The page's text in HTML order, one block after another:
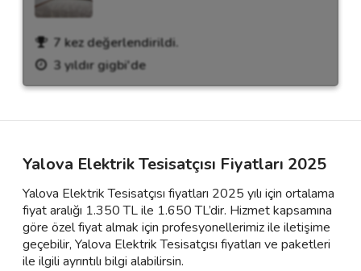
7 kez değerlendirildi.
3 yıldır gigbi'de
Yalova Elektrik Tesisatçısı Fiyatları 2025
Yalova Elektrik Tesisatçısı fiyatları 2025 yılı için ortalama
fiyat aralığı 1.350 TL ile 1.650 TL’dir. Hizmet kapsamına
göre özel fiyat almak için profesyonellerimiz ile iletişime
geçebilir, Yalova Elektrik Tesisatçısı fiyatları ve paketleri
ile ilgili ayrıntılı bilgi alabilirsin.